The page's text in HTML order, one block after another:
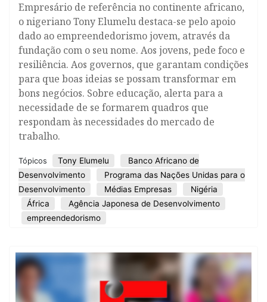
Empresário de referência no continente africano,
o nigeriano Tony Elumelu destaca-se pelo apoio
dado ao empreendedorismo jovem, através da
fundação com o seu nome. Aos jovens, pede foco e
resiliência. Aos governos, que garantam condições
para que boas ideias se possam transformar em
bons negócios. Sobre educação, alerta para a
necessidade de se formarem quadros que
respondam às necessidades do mercado de
trabalho.
Tópicos Tony Elumelu
Banco Africano de
Desenvolvimento
Programa das Nações Unidas para o
Desenvolvimento
Médias Empresas
Nigéria
África
Agência Japonesa de Desenvolvimento
empreendedorismo